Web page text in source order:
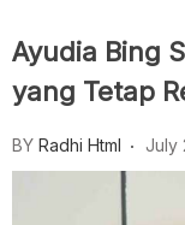
Ayudia Bing
yang Tetap
BY Radhi Html July